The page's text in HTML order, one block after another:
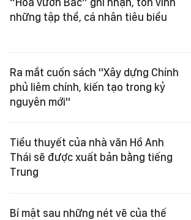
những tập thể, cá nhân tiêu biểu
Ra mắt cuốn sách "Xây dựng Chính
phủ liêm chính, kiến tạo trong kỷ
nguyên mới"
Tiểu thuyết của nhà văn Hồ Anh
Thái sẽ được xuất bản bằng tiếng
Trung
Bí mật sau những nét vẽ của thế